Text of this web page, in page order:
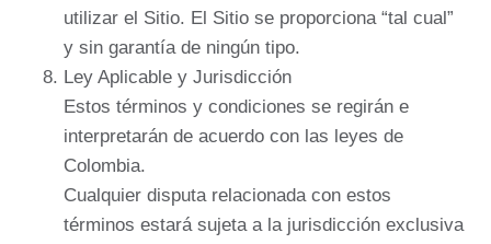
utilizar el Sitio. El Sitio se proporciona “tal cual”
y sin garantía de ningún tipo.
Ley Aplicable y Jurisdicción
Estos términos y condiciones se regirán e
interpretarán de acuerdo con las leyes de
Colombia.
Cualquier disputa relacionada con estos
términos estará sujeta a la jurisdicción exclusiva